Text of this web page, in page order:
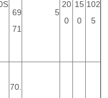
69
71
5
20
0
15
0
102
5
70.